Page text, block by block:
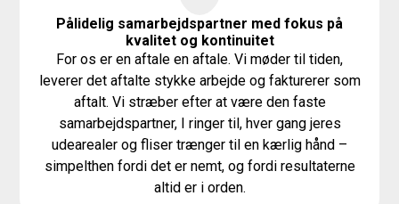
Pålidelig samarbejdspartner med fokus på
kvalitet og kontinuitet
For os er en aftale en aftale. Vi møder til tiden,
leverer det aftalte stykke arbejde og fakturerer som
aftalt. Vi stræber efter at være den faste
samarbejdspartner, I ringer til, hver gang jeres
udearealer og fliser trænger til en kærlig hånd –
simpelthen fordi det er nemt, og fordi resultaterne
altid er i orden.